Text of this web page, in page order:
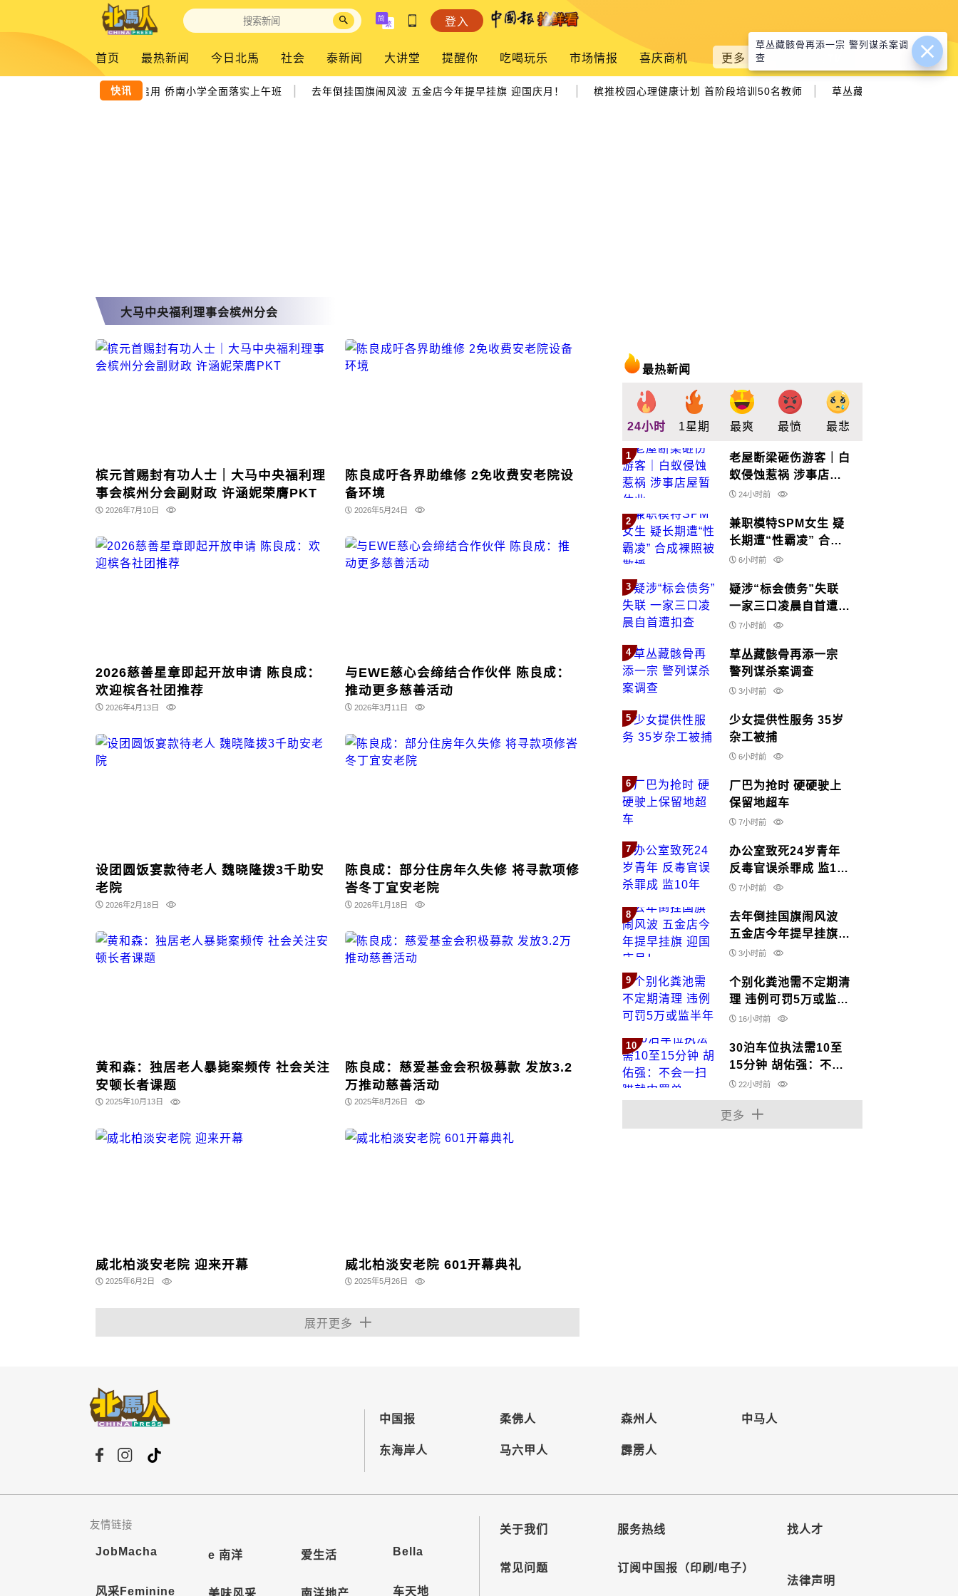
登入
首页 最热新闻 今日北馬 社会 泰新闻 大讲堂 提醒你 吃喝玩乐 市场情报 喜庆商机 更多
快讯
耗160万8新课室启用 侨南小学全面落实上午班 去年倒挂国旗闹风波 五金店今年提早挂旗 迎国庆月！ 槟推校园心理健康计划 首阶段培训50名教师 草丛藏骸骨再添一宗 警列
大马中央福利理事会槟州分会
槟元首赐封有功人士｜大马中央福利理
事会槟州分会副财政 许涵妮荣膺PKT
2026年7月10日
陈良成吁各界助维修 2免收费安老院设
备环境
2026年5月24日
2026慈善星章即起开放申请 陈良成：
欢迎槟各社团推荐
2026年4月13日
与EWE慈心会缔结合作伙伴 陈良成：
推动更多慈善活动
2026年3月11日
设团圆饭宴款待老人 魏晓隆拨3千助安
老院
2026年2月18日
陈良成：部分住房年久失修 将寻款项修
峇冬丁宜安老院
2026年1月18日
黄和森：独居老人暴毙案频传 社会关注
安顿长者课题
2025年10月13日
陈良成：慈爱基金会积极募款 发放3.2
万推动慈善活动
2025年8月26日
威北柏淡安老院 迎来开幕
2025年6月2日
威北柏淡安老院 601开幕典礼
2025年5月26日
展开更多
最热新闻
24小时 1星期 最爽 最愤 最悲
1
老屋断梁砸伤游客｜白
蚁侵蚀惹祸 涉事店屋
暂休业
24小时前
2
兼职模特SPM女生 疑
长期遭“性霸凌” 合成
裸照被散播
6小时前
3
疑涉“标会债务”失联
一家三口凌晨自首遭扣
查
7小时前
4
草丛藏骸骨再添一宗
警列谋杀案调查
3小时前
5
少女提供性服务 35岁
杂工被捕
6小时前
6
厂巴为抢时 硬硬驶上
保留地超车
7小时前
7
办公室致死24岁青年
反毒官误杀罪成 监10
年7小时前
8
去年倒挂国旗闹风波
五金店今年提早挂旗
迎国庆月！
3小时前
9
个别化粪池需不定期清
理 违例可罚5万或监半
年16小时前
10
30泊车位执法需10至
15分钟 胡佑强：不会
一扫瞄就中罚单
22小时前
更多
中国报
东海岸人
柔佛人
马六甲人
森州人
霹雳人
中马人
友情链接
JobMacha
风采Feminine
e 南洋
美味风采
爱生活
南洋地产
Bella
车天地
关于我们
常见问题
服务热线
订阅中国报（印刷/电子）
找人才
法律声明
草丛藏骸骨再添一宗 警列谋杀案调
查